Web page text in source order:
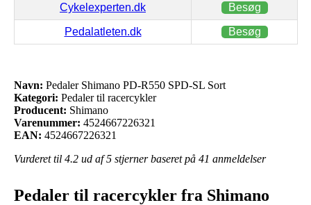
Cykelexperten.dk Besøg
Pedalatleten.dk Besøg
Navn: Pedaler Shimano PD-R550 SPD-SL Sort
Kategori: Pedaler til racercykler
Producent: Shimano
Varenummer: 4524667226321
EAN: 4524667226321
Vurderet til 4.2 ud af 5 stjerner baseret på 41 anmeldelser
Pedaler til racercykler fra Shimano